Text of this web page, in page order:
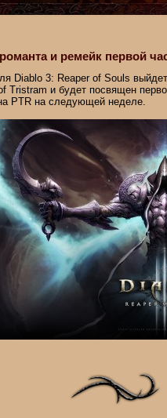
и ремейк первой
Diablo 3: Reaper of Souls
Tristram и будет посвящен
PTR на следующей неделе.